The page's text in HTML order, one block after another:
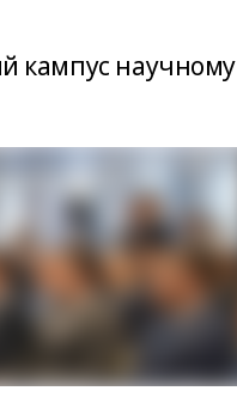
кампус научному